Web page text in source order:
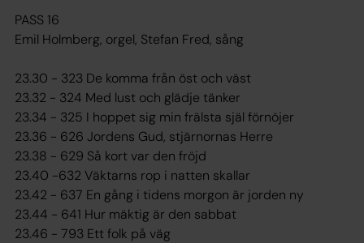
PASS 16
Emil Holmberg, orgel, Stefan Fred, sång
23.30 - 323 De komma från öst och väst
23.32 - 324 Med lust och glädje tänker
23.34 - 325 I hoppet sig min frälsta själ förnöjer
23.36 - 626 Jordens Gud, stjärnornas Herre
23.38 - 629 Så kort var den fröjd
23.40 -632 Väktarns rop i natten skallar
23.42 - 637 En gång i tidens morgon är jorden ny
23.44 - 641 Hur mäktig är den sabbat
23.46 - 793 Ett folk på väg